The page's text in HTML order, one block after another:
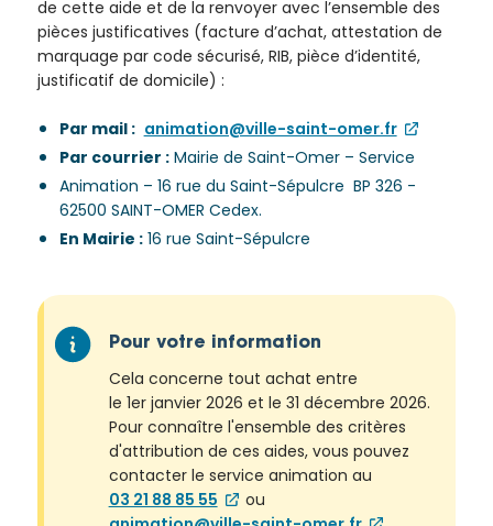
de cette aide et de la renvoyer avec l’ensemble des
pièces justificatives (facture d’achat, attestation de
marquage par code sécurisé, RIB, pièce d’identité,
justificatif de domicile) :
Par mail : animation@ville-saint-omer.fr
Par courrier :Mairie de Saint-Omer – Service
Animation – 16 rue du Saint-Sépulcre BP 326 -
62500 SAINT-OMER Cedex.
En Mairie :16 rue Saint-Sépulcre
Pour votre information
Cela concerne tout achat entre
le 1er janvier 2026 et le 31 décembre 2026.
Pour connaître l'ensemble des critères
d'attribution de ces aides, vous pouvez
contacter le service animation au
03 21 88 85 55
ou